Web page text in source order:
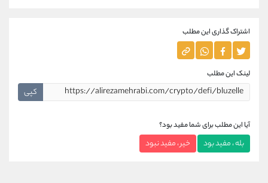
اشتراک گذاری این مطلب
لینک این مطلب
کپی
آیا این مطلب برای شما مفید بود؟
بله ، مفید بود خیر ، مفید نبود